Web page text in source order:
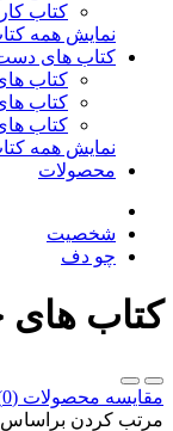
کتاب
نمایش همه
کتاب های
کتاب
کتاب
کتاب
نمایش همه
محصولات
شخصیت
چو دف
کتاب
مقایسه محصولات (0)
مرتب کردن